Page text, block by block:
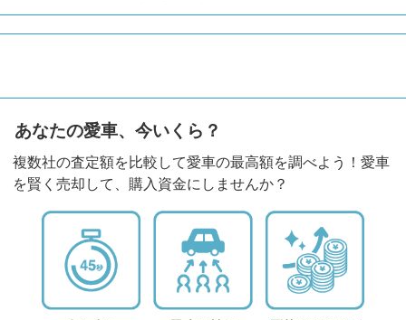
あなたの愛車、今いくら？
複数社の査定額を比較して愛車の最高額を調べよう！愛車
を賢く売却して、購入資金にしませんか？